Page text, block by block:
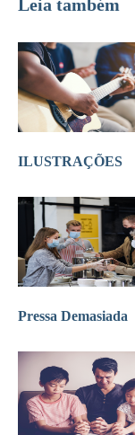
Leia também
ILUSTRAÇÕES
Pressa Demasiada